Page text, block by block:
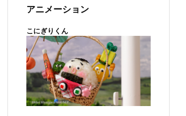
ー
アニメーション
こにぎりくん